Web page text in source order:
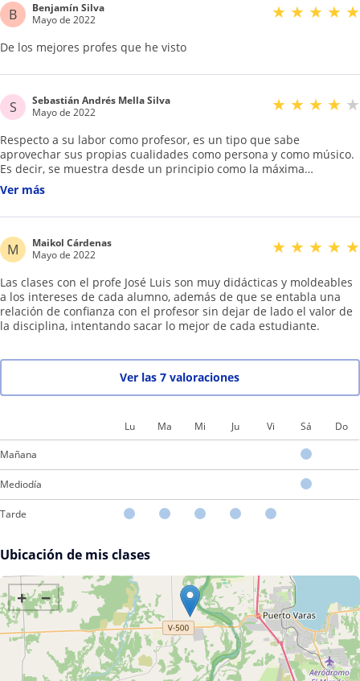
B
Benjamín Silva
Mayo de 2022
★ ★ ★ ★ ★
De los mejores profes que he visto
S
Sebastián Andrés Mella Silva
Mayo de 2022
★ ★ ★ ★ ★
Respecto a su labor como profesor, es un tipo que sabe
aprovechar sus propias cualidades como persona y como músico.
Es decir, se muestra desde un principio como la máxima
autoridad en lo que ser músico respecta dentro de un salón, pero
no de mala manera, sino de manera que logra apagar y corregir
en cada una de sus clases, pese a que no siempre existan
personas capaces de entender estas, y, aún así, logra con estas
parecía imposible. Esta disciplina es efectiva porque José Luis no
trabaja como director supremo (pese a que se presente como el
pináculo), sino porque trabaja con su propia persona dando la
clase, la cual enseña con carisma, con algunas risas entre todos, y
alumno suyo, he logrado ver, y sólo mencionando sus clases.
Ver más
M
Maikol Cárdenas
Mayo de 2022
★ ★ ★ ★ ★
Las clases con el profe José Luis son muy didácticas y moldeables
a los intereses de cada alumno, además de que se entabla una
relación de confianza con el profesor sin dejar de lado el valor de
la disciplina, intentando sacar lo mejor de cada estudiante.
Ver las 7 valoraciones
Lu Ma Mi Ju Vi Sá Do
Mañana
Mediodía
Tarde
Ubicación de mis clases
+ −